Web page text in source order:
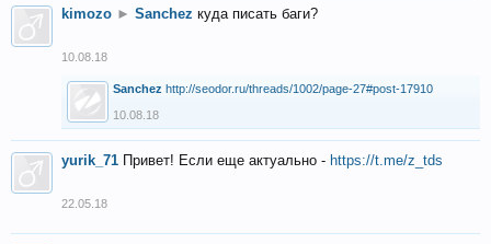
kimozo ► Sanchez куда писать баги?
10.08.18
Sanchez http://seodor.ru/threads/1002/page-27#post-17910
10.08.18
yurik_71 Привет! Если еще актуально - https://t.me/z_tds
22.05.18